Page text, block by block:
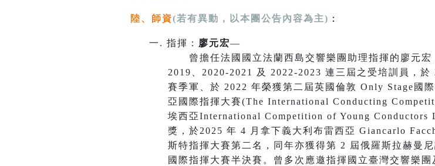
陸、 師資(若有異動，以本團公告內容為主) ：
指揮： 廖元宏—
曾擔任法國國立法蘭西島交響樂團助理指揮的廖元宏
2019、2020-2021 及 2022-2023 連三屆之受培訓員，
賽季軍、於 2022 年榮獲第二屆英國倫敦 Only Stage國
亞國際指揮大賽(The International Conducting
埃西亞International Competition of Young Conductors
獎，於2025 年 4 月拿下義大利布雷西亞 Giancarlo
斯特指揮大賽第二名，同年亦獲得第 2 屆俄羅斯拉赫曼
國際指揮大賽半決賽。曾多次應邀指揮國立臺灣交響樂